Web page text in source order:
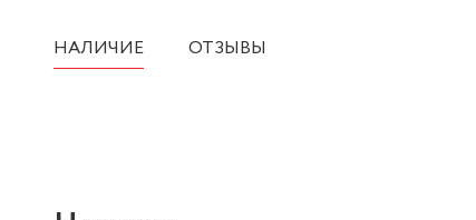
НАЛИЧИЕ ОТЗЫВЫ